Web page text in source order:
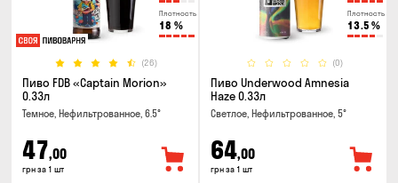
Плотность
18 %
(26)
Пиво FDB «Captain Morion»
0.33л
Темное, Нефильтрованное, 6.5°
47,00
грн за 1 шт
Плотность
13.5 %
(0)
Пиво Underwood Amnesia
Haze 0.33л
Светлое, Нефильтрованное, 5°
64,00
грн за 1 шт